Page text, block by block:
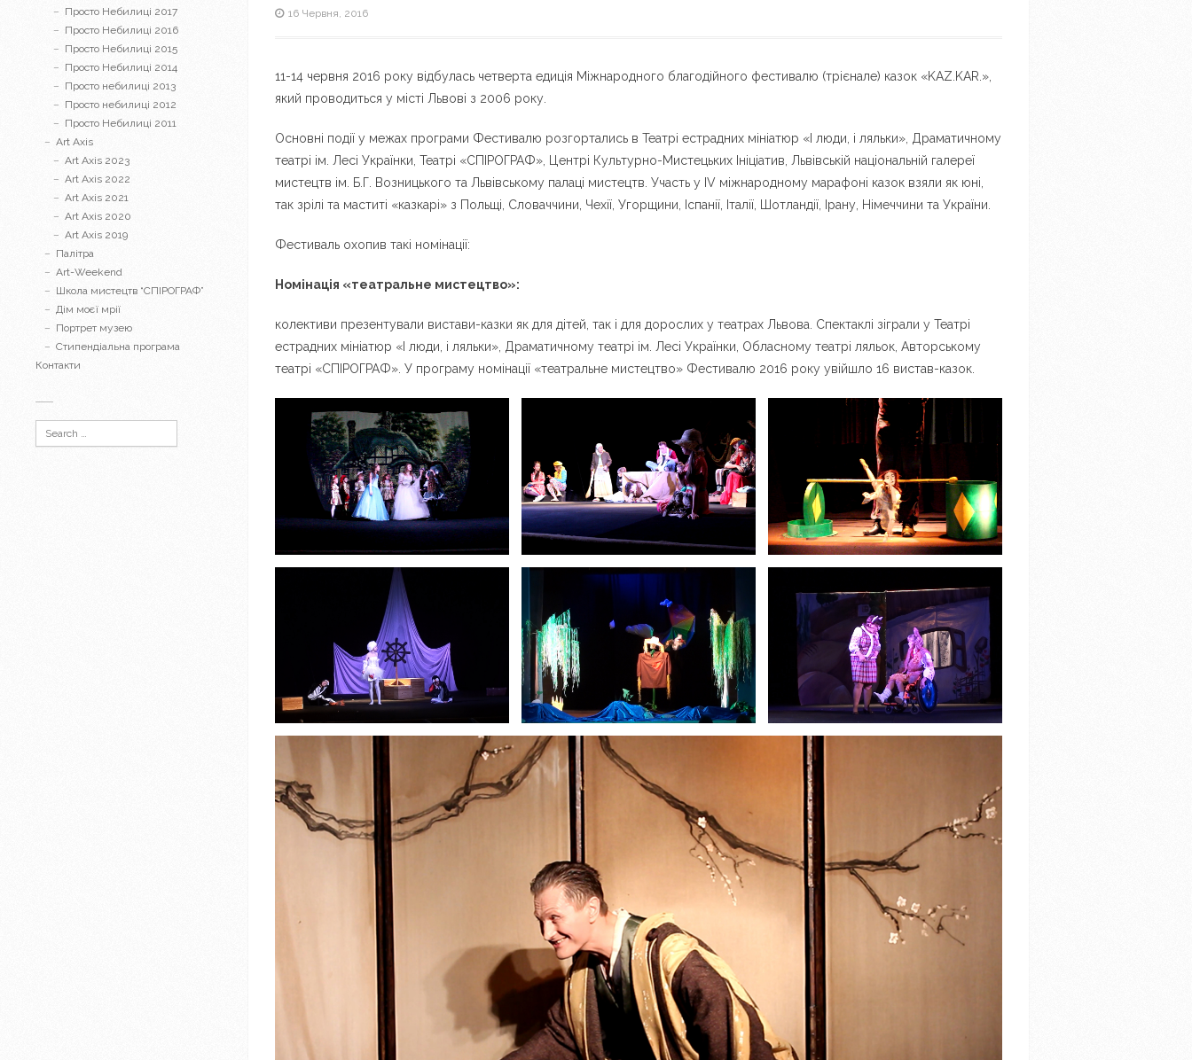
Просто Небилиці 2017
Просто Небилиці 2016
Просто Небилиці 2015
Просто Небилиці 2014
Просто небилиці 2013
Просто небилиці 2012
Просто Небилиці 2011
Art Axis
Art Axis 2023
Art Axis 2022
Art Axis 2021
Art Axis 2020
Art Axis 2019
Палітра
Art-Weekend
Школа мистецтв “СПІРОГРАФ”
Дім моєї мрії
Портрет музею
Стипендіальна програма
Контакти
16 Червня, 2016
11-14 червня 2016 року відбулась четверта едиція Міжнародного благодійного фестивалю (трієнале) казок «KAZ.KAR.»,
який проводиться у місті Львові з 2006 року.
Основні події у межах програми Фестивалю розгортались в Театрі естрадних мініатюр «І люди, і ляльки», Драматичному
театрі ім. Лесі Українки, Театрі «СПІРОГРАФ», Центрі Культурно-Мистецьких Ініціатив, Львівській національній галереї
мистецтв ім. Б.Г. Возницького та Львівському палаці мистецтв. Участь у IV міжнародному марафоні казок взяли як юні,
так зрілі та маститі «казкарі» з Польщі, Словаччини, Чехії, Угорщини, Іспанії, Італії, Шотландії, Ірану, Німеччини та України.
Фестиваль охопив такі номінації:
Номінація «театральне мистецтво»:
колективи презентували вистави-казки як для дітей, так і для дорослих у театрах Львова. Спектаклі зіграли у Театрі
естрадних мініатюр «І люди, і ляльки», Драматичному театрі ім. Лесі Українки, Обласному театрі ляльок, Авторському
театрі «СПІРОГРАФ». У програму номінації «театральне мистецтво» Фестивалю 2016 року увійшло 16 вистав-казок.